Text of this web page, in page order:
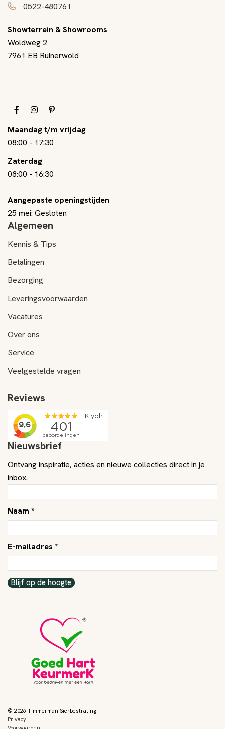
0522-480761
Showterrein & Showrooms
Woldweg 2
7961 EB Ruinerwold
Maandag t/m vrijdag
08:00 - 17:30
Zaterdag
08:00 - 16:30
Aangepaste openingstijden
25 mei: Gesloten
Algemeen
Kennis & Tips
Betalingen
Bezorging
Leveringsvoorwaarden
Vacatures
Over ons
Service
Veelgestelde vragen
Reviews
Nieuwsbrief
Ontvang inspiratie, acties en nieuwe collecties direct in je
inbox.
Naam *
E-mailadres *
Blijf op de hoogte
© 2026 Timmerman Sierbestrating
Privacy